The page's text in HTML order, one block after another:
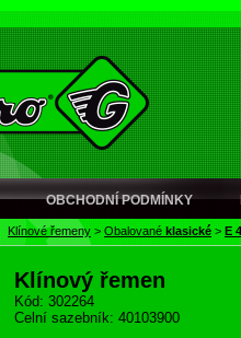
OBCHODNÍ PODMÍNKY
Klínové řemeny > Obalované klasické > E
Klínový řemen
Kód: 302264
Celní sazebník: 40103900